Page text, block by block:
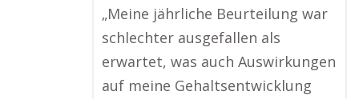
„Meine jährliche Beurteilung war
schlechter ausgefallen als
erwartet, was auch Auswirkungen
auf meine Gehaltsentwicklung